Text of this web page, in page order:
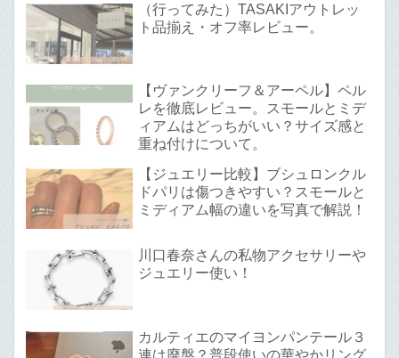
（行ってみた）TASAKIアウトレッ
ト品揃え・オフ率レビュー。
【ヴァンクリーフ＆アーペル】ペル
レを徹底レビュー。スモールとミデ
ィアムはどっちがいい？サイズ感と
重ね付けについて。
【ジュエリー比較】ブシュロンクル
ドパリは傷つきやすい？スモールと
ミディアム幅の違いを写真で解説！
川口春奈さんの私物アクセサリーや
ジュエリー使い！
カルティエのマイヨンパンテール３
連は廃盤？普段使いの華やかリング